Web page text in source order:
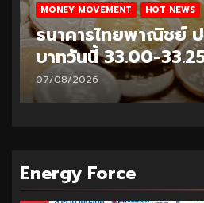
MONEY MOVEMENT HOT NEWS
ธนาคารไทยพาณิชย์ ป
บาทวันนี้ 32.95-
06/08/2026
Energy Force